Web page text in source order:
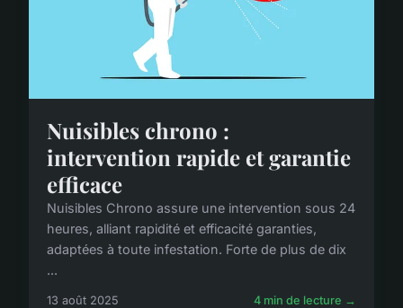
Nuisibles chrono :
intervention rapide et garantie
efficace
Nuisibles Chrono assure une intervention sous 24
heures, alliant rapidité et efficacité garanties,
adaptées à toute infestation. Forte de plus de dix
...
13 août 2025 4 min de lecture →